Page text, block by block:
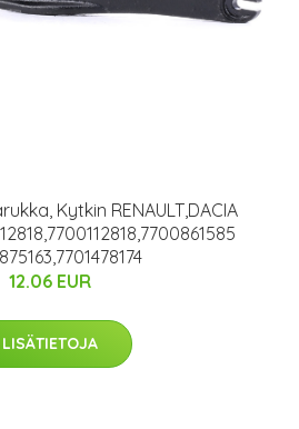
Kytkin RENAULT,DACIA
12.06 EUR
LISÄTIETOJA